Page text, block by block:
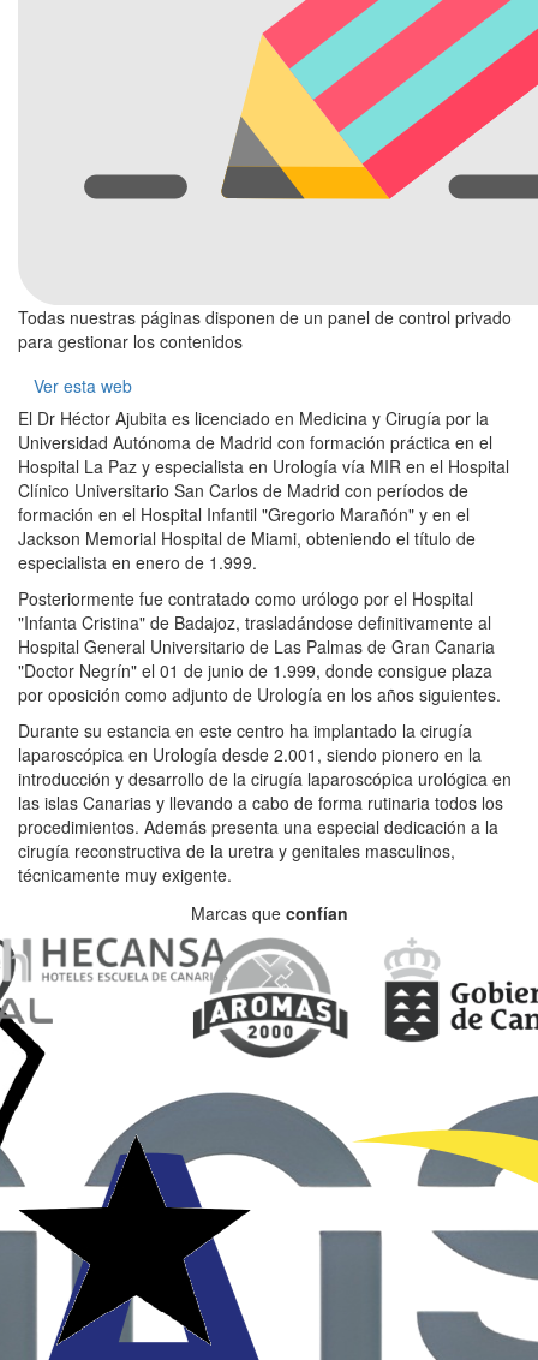
Todas nuestras páginas disponen de un panel de control privado
para gestionar los contenidos
Ver esta web
El Dr Héctor Ajubita es licenciado en Medicina y Cirugía por la
Universidad Autónoma de Madrid con formación práctica en el
Hospital La Paz y especialista en Urología vía MIR en el Hospital
Clínico Universitario San Carlos de Madrid con períodos de
formación en el Hospital Infantil "Gregorio Marañón" y en el
Jackson Memorial Hospital de Miami, obteniendo el título de
especialista en enero de 1.999.
Posteriormente fue contratado como urólogo por el Hospital
"Infanta Cristina" de Badajoz, trasladándose definitivamente al
Hospital General Universitario de Las Palmas de Gran Canaria
"Doctor Negrín" el 01 de junio de 1.999, donde consigue plaza
por oposición como adjunto de Urología en los años siguientes.
Durante su estancia en este centro ha implantado la cirugía
laparoscópica en Urología desde 2.001, siendo pionero en la
introducción y desarrollo de la cirugía laparoscópica urológica en
las islas Canarias y llevando a cabo de forma rutinaria todos los
procedimientos. Además presenta una especial dedicación a la
cirugía reconstructiva de la uretra y genitales masculinos,
técnicamente muy exigente.
Marcas que confían